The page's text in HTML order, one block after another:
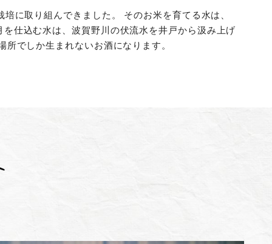
に取り組んできました。 そのお米を育てる水は、
仕込む水は、波賀野川の伏流水を井戸から汲み上げ
でしか生まれないお酒になります。